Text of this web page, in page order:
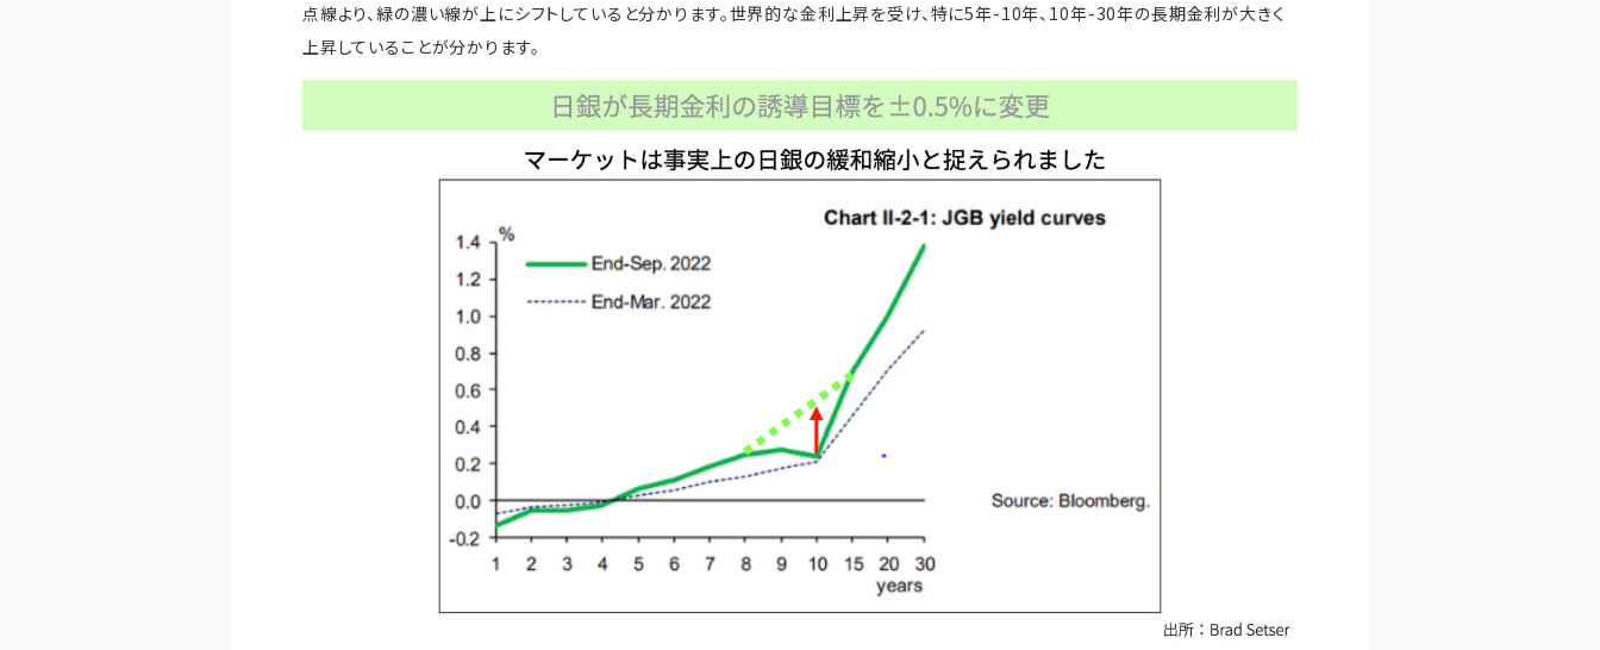
点線より、緑の濃い線が上にシフトしていると分かります。世界的な金利上昇を受け、特に5年-10年、10年-30年の長期金利が大きく
上昇していることが分かります。